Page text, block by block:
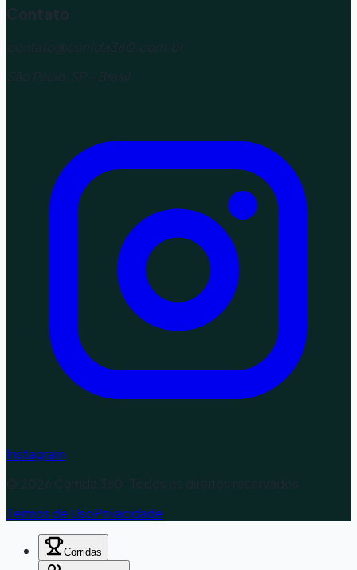
Contato
contato@corrida360.com.br
São Paulo, SP - Brasil
Instagram
© 2026 Corrida 360. Todos os direitos reservados.
Termos de UsoPrivacidade
Corridas